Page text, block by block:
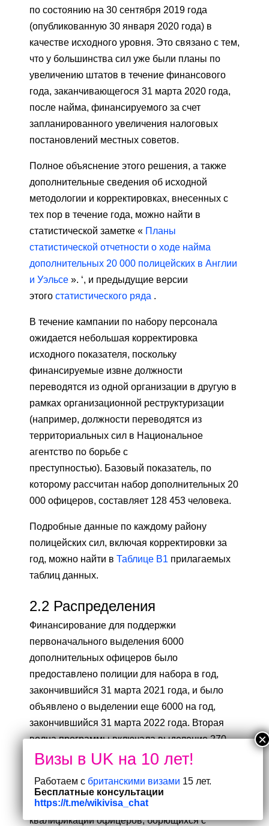
по состоянию на 30 сентября 2019 года
(опубликованную 30 января 2020 года) в
качестве исходного уровня. Это связано с тем,
что у большинства сил уже были планы по
увеличению штатов в течение финансового
года, заканчивающегося 31 марта 2020 года,
после найма, финансируемого за счет
запланированного увеличения налоговых
постановлений местных советов.
Полное объяснение этого решения, а также
дополнительные сведения об исходной
методологии и корректировках, внесенных с
тех пор в течение года, можно найти в
статистической заметке « Планы
статистической отчетности о ходе найма
дополнительных 20 000 полицейских в Англии
и Уэльсе ». ‘, и предыдущие версии
этого статистического ряда .
В течение кампании по набору персонала
ожидается небольшая корректировка
исходного показателя, поскольку
финансируемые извне должности
переводятся из одной организации в другую в
рамках организационной реструктуризации
(например, должности переводятся из
территориальных сил в Национальное
агентство по борьбе с
преступностью). Базовый показатель, по
которому рассчитан набор дополнительных 20
000 офицеров, составляет 128 453 человека.
Подробные данные по каждому району
полицейских сил, включая корректировки за
год, можно найти в Таблице B1 прилагаемых
таблиц данных.
2.2 Распределения
Финансирование для поддержки
первоначального выделения 6000
дополнительных офицеров было
предоставлено полиции для набора в год,
закончившийся 31 марта 2021 года, и было
объявлено о выделении еще 6000 на год,
закончившийся 31 марта 2022 года. Вторая
волна программы включала выделение 270
офицеров специально для борьбы с
SOC) и выделение 30 офицеров полиции
лондонского Сити специально для повышения
квалификации офицеров, борющихся с
Работаем с британскими визами 15 лет.
Бесплатные консультации
https://t.me/wikivisa_chat